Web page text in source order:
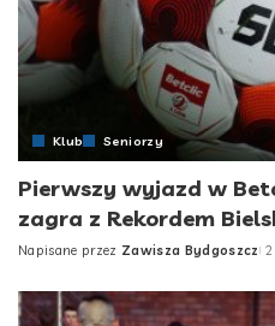
Klub Seniorzy
Pierwszy wyjazd w
zagra z Rekordem
Posted
Napisane przez Zawisza Bydgoszcz